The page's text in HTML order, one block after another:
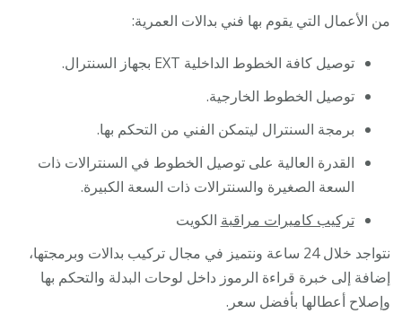
من الأعمال التي يقوم بها فني بدالات العمرية:
توصيل كافة الخطوط الداخلية EXT بجهاز السنترال.
توصيل الخطوط الخارجية.
برمجة السنترال ليتمكن الفني من التحكم بها.
القدرة العالية على توصيل الخطوط في السنترالات ذات
السعة الصغيرة والسنترالات ذات السعة الكبيرة.
تركيب كاميرات مراقبة الكويت
نتواجد خلال 24 ساعة ونتميز في مجال تركيب بدالات وبرمجتها،
إضافة إلى خبرة قراءة الرموز داخل لوحات البدلة والتحكم بها
وإصلاح أعطالها بأفضل سعر.